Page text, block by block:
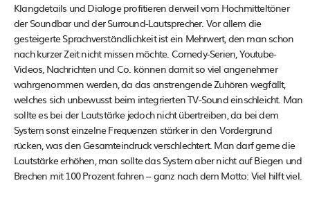
Klangdetails und Dialoge profitieren derweil vom Hochmitteltöner
der Soundbar und der Surround-Lautsprecher. Vor allem die
gesteigerte Sprachverständlichkeit ist ein Mehrwert, den man schon
nach kurzer Zeit nicht missen möchte. Comedy-Serien, Youtube-
Videos, Nachrichten und Co. können damit so viel angenehmer
wahrgenommen werden, da das anstrengende Zuhören wegfällt,
welches sich unbewusst beim integrierten TV-Sound einschleicht. Man
sollte es bei der Lautstärke jedoch nicht übertreiben, da bei dem
System sonst einzelne Frequenzen stärker in den Vordergrund
rücken, was den Gesamteindruck verschlechtert. Man darf gerne die
Lautstärke erhöhen, man sollte das System aber nicht auf Biegen und
Brechen mit 100 Prozent fahren – ganz nach dem Motto: Viel hilft viel.